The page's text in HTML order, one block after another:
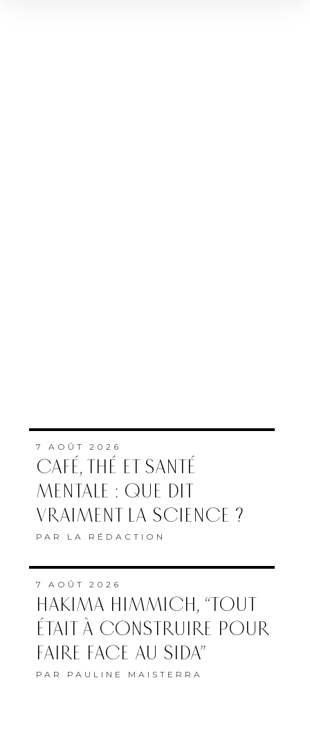
7 AOÛT 2026
CAFÉ, THÉ ET SANTÉ
MENTALE : QUE DIT
VRAIMENT LA SCIENCE ?
PAR LA RÉDACTION
7 AOÛT 2026
HAKIMA HIMMICH, “TOUT
ÉTAIT À CONSTRUIRE POUR
FAIRE FACE AU SIDA”
PAR PAULINE MAISTERRA